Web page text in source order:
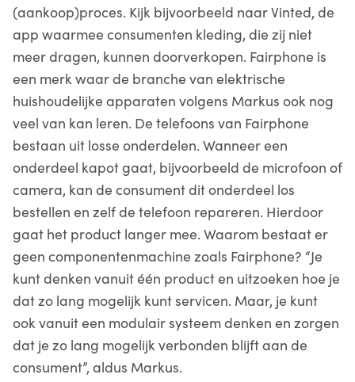
(aankoop)proces. Kijk bijvoorbeeld naar Vinted, de
app waarmee consumenten kleding, die zij niet
meer dragen, kunnen doorverkopen. Fairphone is
een merk waar de branche van elektrische
huishoudelijke apparaten volgens Markus ook nog
veel van kan leren. De telefoons van Fairphone
bestaan uit losse onderdelen. Wanneer een
onderdeel kapot gaat, bijvoorbeeld de microfoon of
camera, kan de consument dit onderdeel los
bestellen en zelf de telefoon repareren. Hierdoor
gaat het product langer mee. Waarom bestaat er
geen componentenmachine zoals Fairphone? “Je
kunt denken vanuit één product en uitzoeken hoe je
dat zo lang mogelijk kunt servicen. Maar, je kunt
ook vanuit een modulair systeem denken en zorgen
dat je zo lang mogelijk verbonden blijft aan de
consument”, aldus Markus.